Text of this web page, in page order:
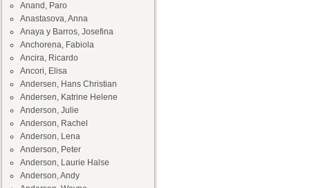
Anand, Paro
Anastasova, Anna
Anaya y Barros, Josefina
Anchorena, Fabiola
Ancira, Ricardo
Ancori, Elisa
Andersen, Hans Christian
Andersen, Katrine Helene
Anderson, Julie
Anderson, Rachel
Anderson, Lena
Anderson, Peter
Anderson, Laurie Halse
Anderson, Andy